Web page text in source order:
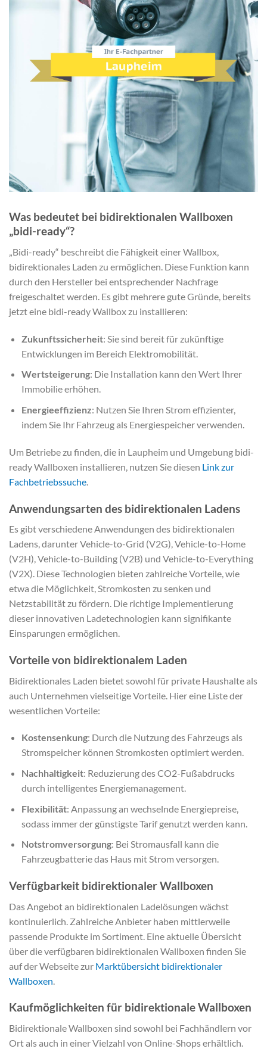
Was bedeutet bei bidirektionalen Wallboxen
„bidi-ready“?
„Bidi-ready“ beschreibt die Fähigkeit einer Wallbox,
bidirektionales Laden zu ermöglichen. Diese Funktion kann
durch den Hersteller bei entsprechender Nachfrage
freigeschaltet werden. Es gibt mehrere gute Gründe, bereits
jetzt eine bidi-ready Wallbox zu installieren:
Zukunftssicherheit: Sie sind bereit für zukünftige
Entwicklungen im Bereich Elektromobilität.
Wertsteigerung: Die Installation kann den Wert Ihrer
Immobilie erhöhen.
Energieeffizienz: Nutzen Sie Ihren Strom effizienter,
indem Sie Ihr Fahrzeug als Energiespeicher verwenden.
Um Betriebe zu finden, die in Laupheim und Umgebung bidi-
ready Wallboxen installieren, nutzen Sie diesen Link zur
Fachbetriebssuche
Anwendungsarten des bidirektionalen Ladens
Es gibt verschiedene Anwendungen des bidirektionalen
Ladens, darunter Vehicle-to-Grid (V2G), Vehicle-to-Home
(V2H), Vehicle-to-Building (V2B) und Vehicle-to-Everything
(V2X). Diese Technologien bieten zahlreiche Vorteile, wie
etwa die Möglichkeit, Stromkosten zu senken und
Netzstabilität zu fördern. Die richtige Implementierung
dieser innovativen Ladetechnologien kann signifikante
Einsparungen ermöglichen.
Vorteile von bidirektionalem Laden
Bidirektionales Laden bietet sowohl für private Haushalte als
auch Unternehmen vielseitige Vorteile. Hier eine Liste der
wesentlichen Vorteile:
Kostensenkung: Durch die Nutzung des Fahrzeugs als
Stromspeicher können Stromkosten optimiert werden.
Nachhaltigkeit: Reduzierung des CO2-Fußabdrucks
durch intelligentes Energiemanagement.
Flexibilität: Anpassung an wechselnde Energiepreise,
sodass immer der günstigste Tarif genutzt werden kann.
Notstromversorgung: Bei Stromausfall kann die
Fahrzeugbatterie das Haus mit Strom versorgen.
Verfügbarkeit bidirektionaler Wallboxen
Das Angebot an bidirektionalen Ladelösungen wächst
kontinuierlich. Zahlreiche Anbieter haben mittlerweile
passende Produkte im Sortiment. Eine aktuelle Übersicht
über die verfügbaren bidirektionalen Wallboxen finden Sie
auf der Webseite zur Marktübersicht bidirektionaler
Wallboxen
Kaufmöglichkeiten für bidirektionale Wallboxen
Bidirektionale Wallboxen sind sowohl bei Fachhändlern vor
Ort als auch in einer Vielzahl von Online-Shops erhältlich.